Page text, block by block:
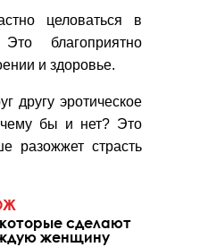
целоваться в
благоприятно
и здоровье.
другу эротическое
бы и нет? Это
разожжет страсть
сделают
женщину